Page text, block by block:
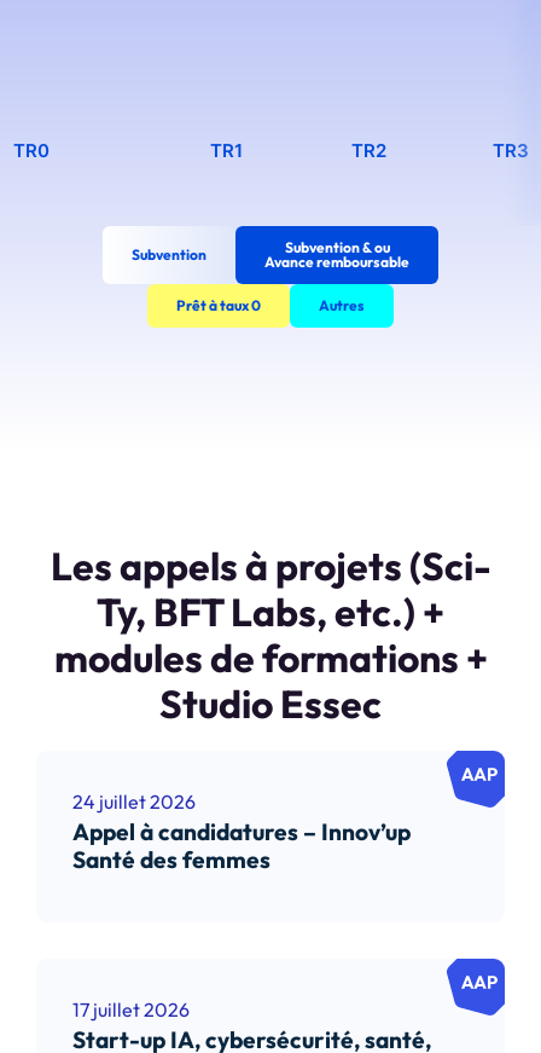
TR0 TR1 TR2 TR3
Subvention
Subvention & ou
Avance remboursable
Prêt à taux 0 Autres
Les appels à projets (Sci-
Ty, BFT Labs, etc.) +
modules de formations +
Studio Essec
24 juillet 2026
Appel à candidatures – Innov’up
Santé des femmes
17 juillet 2026
Start-up IA, cybersécurité, santé,